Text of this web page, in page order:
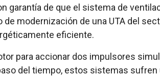
garantía de que el sistema de
de modernización de una UTA del
eficiente.
para accionar dos impulsores
del tiempo, estos sistemas